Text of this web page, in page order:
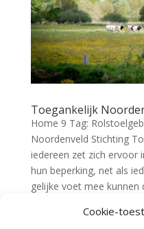
Cookie-
Toegankelijk
Home 9 Tag:
Noordenveld Stichting
iedereen zet zich ervoor
hun beperking, net als
gelijke voet mee kunnen